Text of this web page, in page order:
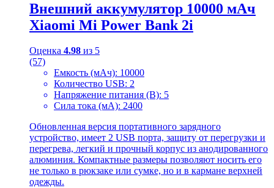
Внешний аккумулятор 10000 мАч
Xiaomi Mi Power Bank 2i
Оценка 4.98 из 5
(57)
Емкость (мАч): 10000
Количество USB: 2
Напряжение питания (В): 5
Сила тока (мА): 2400
Обновленная версия портативного зарядного
устройство, имеет 2 USB порта, защиту от перегрузки и
перегрева, легкий и прочный корпус из анодированного
алюминия. Компактные размеры позволяют носить его
не только в рюкзаке или сумке, но и в кармане верхней
одежды.